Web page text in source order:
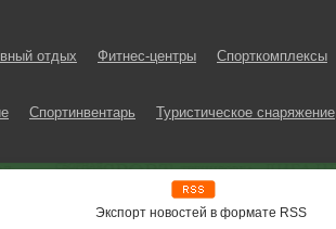
отдых Фитнес-центры
Спорткомплексы
Спортинвентарь
Туристическое снаряжение
Экспорт новостей в формате RSS